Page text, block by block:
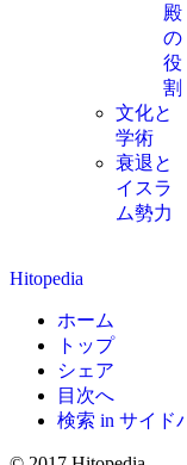
殿
の
役
割
文化と
学術
衰退と
イスラ
ム勢力
Hitopedia
ホーム
トップ
シェア
目次へ
検索 in サイド